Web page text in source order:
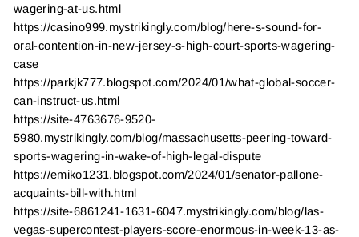
wagering-at-us.html
https://casino999.mystrikingly.com/blog/here-s-sound-for-
oral-contention-in-new-jersey-s-high-court-sports-wagering-
case
https://parkjk777.blogspot.com/2024/01/what-global-soccer-
can-instruct-us.html
https://site-4763676-9520-
5980.mystrikingly.com/blog/massachusetts-peering-toward-
sports-wagering-in-wake-of-high-legal-dispute
https://emiko1231.blogspot.com/2024/01/senator-pallone-
acquaints-bill-with.html
https://site-6861241-1631-6047.mystrikingly.com/blog/las-
vegas-supercontest-players-score-enormous-in-week-13-as-